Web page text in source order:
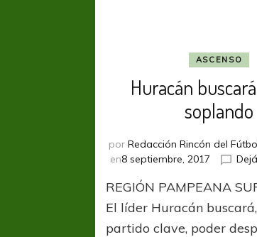
ASCENSO
Huracán
soplando
porRedacción Rincón del
en8 septiembre, 2017
REGIÓN PAMPEANA
El líder Huracán
partido clave, poder